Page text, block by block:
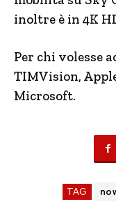
inoltre è in 4K
Per chi volesse
TIMVision,
Microsoft.
TAG